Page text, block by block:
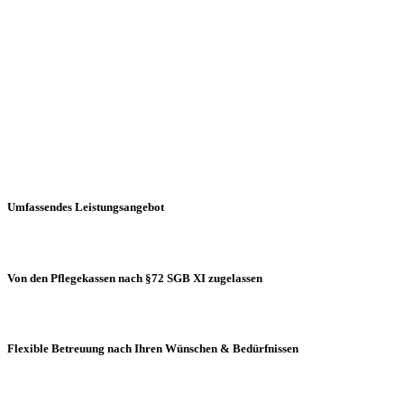
Umfassendes Leistungsangebot
Von den Pflegekassen nach §72 SGB XI zugelassen
Flexible Betreuung nach Ihren Wünschen & Bedürfnissen